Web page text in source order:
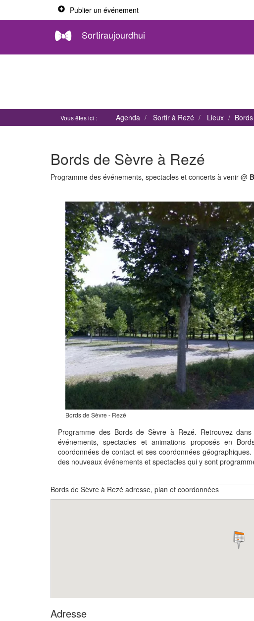
Publier un événement
Sortiraujourdhui
Vous êtes ici : Agenda Sortir à Rezé Lieux
Bords de Sèvre à Rezé
Programme des événements, spectacles et concerts à venir @
Bords de Sèvre - Rezé
Programme des Bords de Sèvre à Rezé. Retrouvez
événements, spectacles et animations proposés en
coordonnées de contact et ses coordonnées
des nouveaux événements et spectacles qui y sont
Bords de Sèvre à Rezé adresse, plan et coordonnées
Adresse